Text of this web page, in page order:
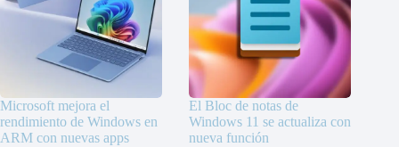
Microsoft mejora el
rendimiento de Windows en
ARM con nuevas apps
El Bloc de notas de
Windows 11 se actualiza con
nueva función